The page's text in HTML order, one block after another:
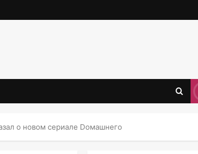
о новом сериале Dомашнего